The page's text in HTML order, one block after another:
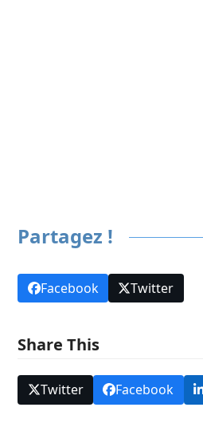
Partagez !
Facebook Twitter
Share This
Twitter Facebook